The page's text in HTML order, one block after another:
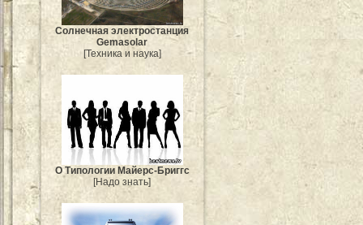
Солнечная электростанция
Gemasolar
[Техника и наука]
О Типологии Майерс-Бриггс
[Надо знать]